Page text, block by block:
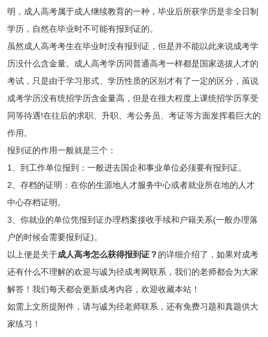
明，成人高考属于成人继续教育的一种，毕业后所获学历是非全日制
学历，自然在毕业时不可能有报到证的。
虽然成人高考考生在毕业时没有报到证，但是并不能以此来说成考学
历没什么含金量。成人高考学历同普通高考一样都是国家选拔人才的
考试，只是由于学习形式、学历性质的区别才有了一定的区分，虽说
成考学历没有统招学历含金量高，但是在很大程度上课统招学历享受
同等待遇!在往后的求职、升职、考公务员、考证等方面发挥着巨大的
作用。
报到证的作用一般就是三个：
1、到工作单位报到：一般进去国企和事业单位必须要有报到证。
2、存档的证明：在你的生源地人才服务中心或者就业所在地的人才
中心存档证明。
3、你就业的单位凭报到证办理档案接收手续和户籍关系(一般办理落
户的时候会需要报到证)。
以上便是关于成人高考怎么获得报到证？ 的详细介绍了，如果对成考
还有什么不理解的欢迎与诚为径成考网联系，我们的老师都会为大家
解答！我们每天都会更新成考内容，欢迎收藏本站！
如需上文所提附件，请与诚为径老师联系，还有免费习题和真题供大
家练习！